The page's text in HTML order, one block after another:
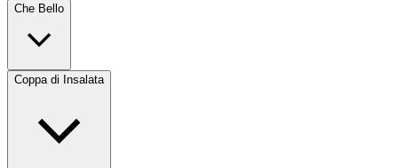
Che Bello
Coppa di Insalata